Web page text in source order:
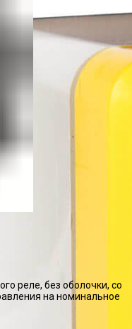
реле, без оболочки, со
на номинальное